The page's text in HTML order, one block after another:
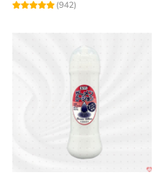
(942)